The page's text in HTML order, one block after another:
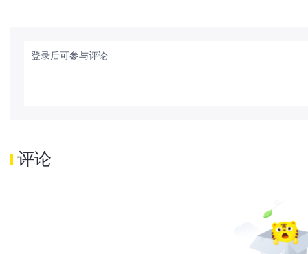
登录后可参与评论
评论